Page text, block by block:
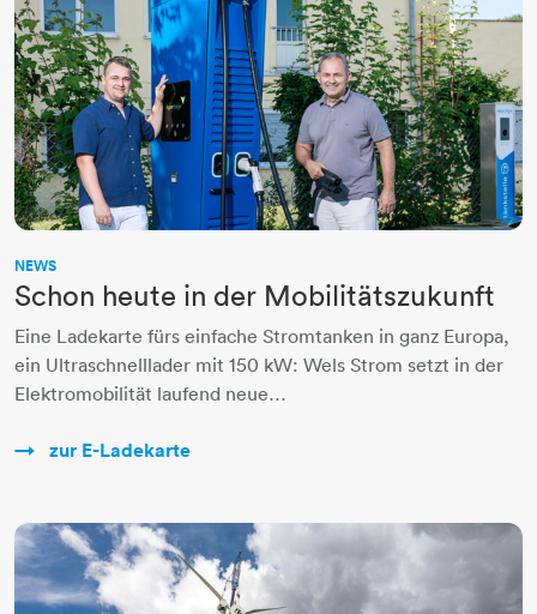
NEWS
Schon heute in der Mobilitätszukunft
Eine Ladekarte fürs einfache Stromtanken in ganz Europa,
ein Ultraschnelllader mit 150 kW: Wels Strom setzt in der
Elektromobilität laufend neue…
zur E-Ladekarte